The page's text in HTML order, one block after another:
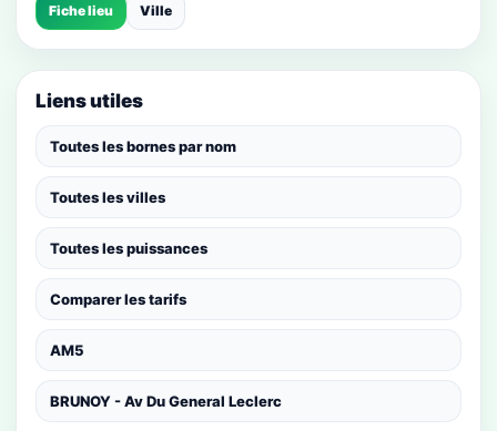
Fiche lieu Ville
Liens utiles
Toutes les bornes par nom
Toutes les villes
Toutes les puissances
Comparer les tarifs
AM5
BRUNOY - Av Du General Leclerc